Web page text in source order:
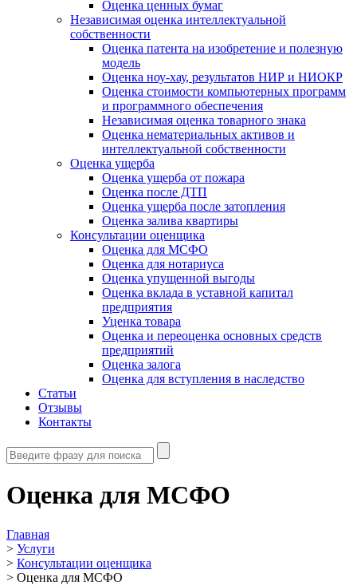
Оценка ценных бумаг
Независимая оценка интеллектуальной
собственности
Оценка патента на изобретение и полезную
модель
Оценка ноу-хау, результатов НИР и НИОКР
Оценка стоимости компьютерных программ
и программного обеспечения
Независимая оценка товарного знака
Оценка нематериальных активов и
интеллектуальной собственности
Оценка ущерба
Оценка ущерба от пожара
Оценка после ДТП
Оценка ущерба после затопления
Оценка залива квартиры
Консультации оценщика
Оценка для МСФО
Оценка для нотариуса
Оценка упущенной выгоды
Оценка вклада в уставной капитал
предприятия
Уценка товара
Оценка и переоценка основных средств
предприятий
Оценка залога
Оценка для вступления в наследство
Статьи
Отзывы
Контакты
Оценка для МСФО
Главная
> Услуги
> Консультации оценщика
> Оценка для МСФО